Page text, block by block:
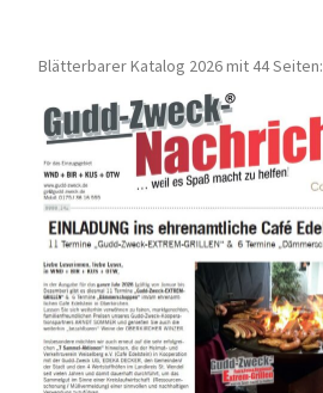
Blätterbarer Katalog 2026 mit 44 Seiten: